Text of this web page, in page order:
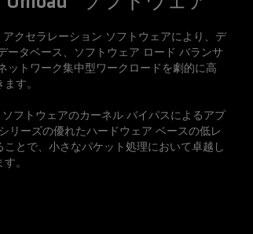
クセラレーション ソフトウェアにより、デ
ータベース、ソフトウェア ロード バランサ
ットワーク集中型ワークロードを劇的に高
す。
フトウェアのカーネル バイパスによるアプ
リーズの優れたハードウェア ベースの低レ
とで、小さなパケット処理において卓越し
。